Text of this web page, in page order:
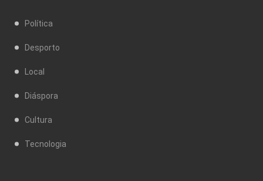
Política
Desporto
Local
Diáspora
Cultura
Tecnologia